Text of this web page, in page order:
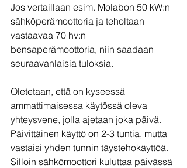
Jos vertaillaan esim. Molabon 50 kW:n
sähköperämoottoria ja teholtaan
vastaavaa 70 hv:n
bensaperämoottoria, niin saadaan
seuraavanlaisia tuloksia.
Oletetaan, että on kyseessä
ammattimaisessa käytössä oleva
yhteysvene, jolla ajetaan joka päivä.
Päivittäinen käyttö on 2-3 tuntia, mutta
vastaisi yhden tunnin täystehokäyttöä.
Silloin sähkömoottori kuluttaa päivässä